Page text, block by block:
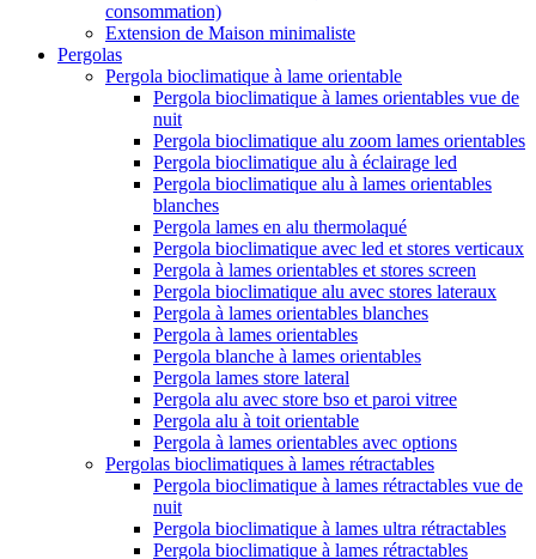
consommation)
Extension de Maison minimaliste
Pergolas
Pergola bioclimatique à lame orientable
Pergola bioclimatique à lames orientables vue de
nuit
Pergola bioclimatique alu zoom lames orientables
Pergola bioclimatique alu à éclairage led
Pergola bioclimatique alu à lames orientables
blanches
Pergola lames en alu thermolaqué
Pergola bioclimatique avec led et stores verticaux
Pergola à lames orientables et stores screen
Pergola bioclimatique alu avec stores lateraux
Pergola à lames orientables blanches
Pergola à lames orientables
Pergola blanche à lames orientables
Pergola lames store lateral
Pergola alu avec store bso et paroi vitree
Pergola alu à toit orientable
Pergola à lames orientables avec options
Pergolas bioclimatiques à lames rétractables
Pergola bioclimatique à lames rétractables vue de
nuit
Pergola bioclimatique à lames ultra rétractables
Pergola bioclimatique à lames rétractables